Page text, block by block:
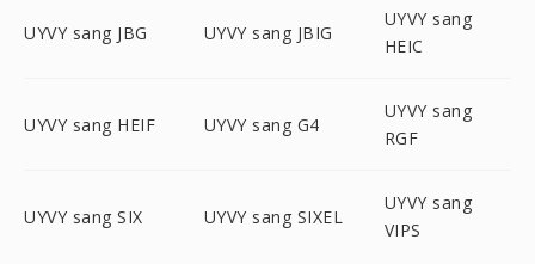
UYVY sang JBG UYVY sang JBIG
UYVY sang
HEIC
UYVY sang HEIF UYVY sang G4
UYVY sang
RGF
UYVY sang SIX UYVY sang SIXEL
UYVY sang
VIPS